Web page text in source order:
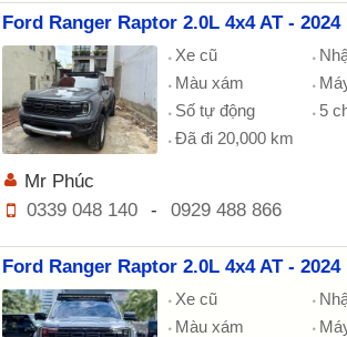
Ford Ranger Raptor 2.0L 4x4 AT - 2024
Xe cũ
Màu xám
Số tự động
5
Đã đi 20,000 km
Mr Phúc
0339 048 140
- 0929 488 866
Ford Ranger Raptor 2.0L 4x4 AT - 2024
Xe cũ
Màu xám